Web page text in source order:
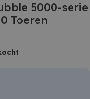
5000-serie
Toeren